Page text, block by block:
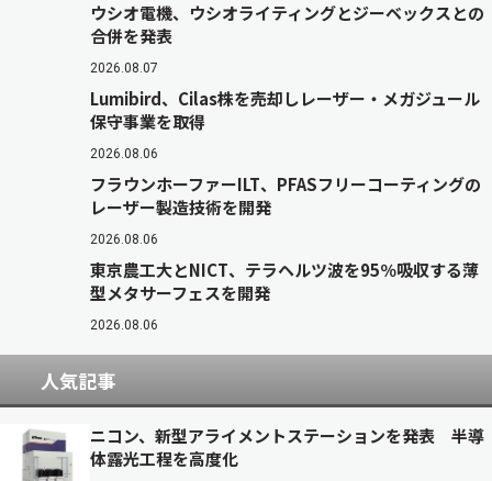
ウシオ電機、ウシオライティングとジーベックスとの
合併を発表
2026.08.07
Lumibird、Cilas株を売却しレーザー・メガジュール
保守事業を取得
2026.08.06
フラウンホーファーILT、PFASフリーコーティングの
レーザー製造技術を開発
2026.08.06
東京農工大とNICT、テラヘルツ波を95％吸収する薄
型メタサーフェスを開発
2026.08.06
人気記事
ニコン、新型アライメントステーションを発表 半導
体露光工程を高度化